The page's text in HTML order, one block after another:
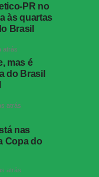
PR no
às quartas
Brasil
atrás
mas é
do Brasil
atrás
nas
Copa do
atrás